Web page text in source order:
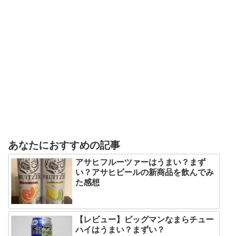
あなたにおすすめの記事
アサヒフルーツァーはうまい？まず
い？アサヒビールの新商品を飲んでみ
た感想
【レビュー】ビッグマンなまらチュー
ハイはうまい？まずい？